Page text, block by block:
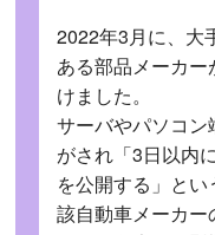
2022年3月に、大
ある部品メーカ
けました。
サーバやパソコ
がされ「3日以内
を公開する」と
該自動車メーカ